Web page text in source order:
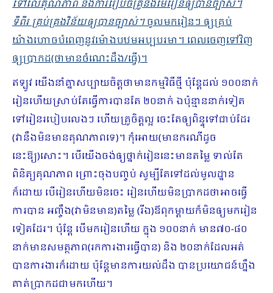
ទៅលើគុណភាព និងការរៀបចំគ្រូនិងមេរៀនឲ្យបានច្បាស់​។
ទីពីរ គ្រប់គ្រងវិន័យឲ្យបានច្បាស់។ចូលមករៀនៗ ឲ្យគ្រប់
យ៉ាងហោចបំពេញនូវម៉ោងបឋមអប្បបរមា។ ពេលចេញទៅវិញ
ឲ្យប្រាកដ(ថាមានចំណេះដឹង/ធ្វើ)។
ឥឡូវ យើងនាំគ្នាសប្បាយចិត្តថាមានកម្មវិធីថ្មី ប៉ុន្តែដល់ ១០០នាក់
រៀនហើយស្រាប់តែធ្វើការបានតែ ២០នាក់ ឯប៉ុន្មាននាក់ទៀត
ទៅរៀនរបៀបលេងៗ ហើយគ្រូចិត្តល្អ ចេះតែឲ្យពិន្ទុទៅជាប់ដែរ
(វានឹងមិនមានគុណភាពទេ)​។ កុំអោយ(មានករណីដូច
នេះឱ្យ)សោះ។ បើយើងចង់ឲ្យថ្នាក់រៀននេះមានតម្លៃ ទាល់តែ
ពិនិត្យគុណភាព ព្រោះចុងបញ្ចប់ សូម្បីតែទៅដល់មូលដ្ឋាន
ក៏ដោយ បើរៀនហើយមិនចេះ រៀនហើយមិនប្រាកដថាអាចធ្វើ
ការបាន អញ្ចឹង(វាមិនមាន)តម្លៃ (រីឯ)ឪពុកម្ដាយក៏មិនឲ្យមករៀន
ទៀតដែរ។ ប៉ុន្តែ បើមករៀនហើយ ក្នុង ១០០នាក់ មាន៧០-៨០
នាក់មានសមត្ថភាព(រកការងារធ្វើបាន) និង ២០នាក់ដែលអត់
បានការងារក៏ដោយ ប៉ុន្តែមានការយល់ដឹង បានប្រ​យោជន៍ហ្នឹង
គាត់ប្រាកដជាមកហើយ។